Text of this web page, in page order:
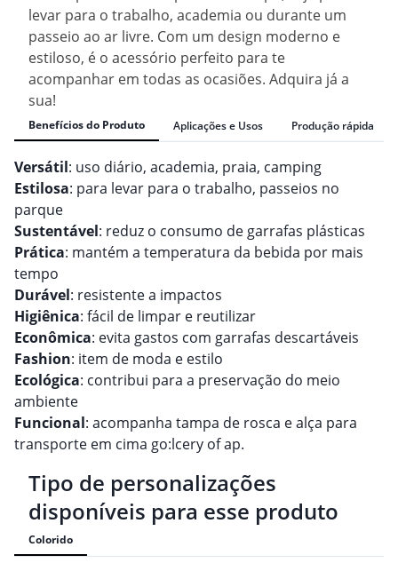
levar para o trabalho, academia ou durante um
passeio ao ar livre. Com um design moderno e
estiloso, é o acessório perfeito para te
acompanhar em todas as ocasiões. Adquira já a
sua!
Benefícios do Produto Aplicações e Usos Produção rápida
Versátil: uso diário, academia, praia, camping
Estilosa: para levar para o trabalho, passeios no
parque
Sustentável: reduz o consumo de garrafas plásticas
Prática: mantém a temperatura da bebida por mais
tempo
Durável: resistente a impactos
Higiênica: fácil de limpar e reutilizar
Econômica: evita gastos com garrafas descartáveis
Fashion: item de moda e estilo
Ecológica: contribui para a preservação do meio
ambiente
Funcional: acompanha tampa de rosca e alça para
transporte em cima go:lcery of ap.
Tipo de personalizações
disponíveis para esse produto
Colorido